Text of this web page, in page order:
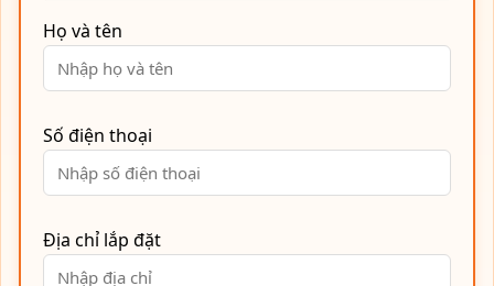
Họ và tên
Số điện thoại
Địa chỉ lắp đặt